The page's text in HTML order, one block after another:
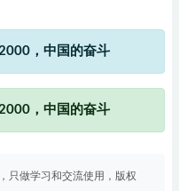
，中国的奋斗
，中国的奋斗
只做学习和交流使用，版权